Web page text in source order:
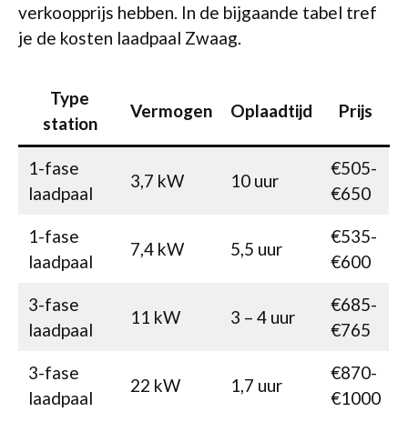
verkoopprijs hebben. In de bijgaande tabel tref
je de kosten laadpaal Zwaag.
Type
station
Vermogen Oplaadtijd Prijs
1-fase
laadpaal
3,7 kW 10 uur
€505-
€650
1-fase
laadpaal
7,4 kW 5,5 uur
€535-
€600
3-fase
laadpaal
11 kW 3 – 4 uur
€685-
€765
3-fase
laadpaal
22 kW 1,7 uur
€870-
€1000